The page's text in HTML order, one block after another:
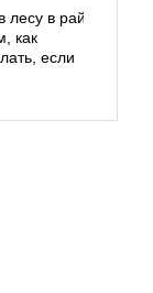
в районе
как
если